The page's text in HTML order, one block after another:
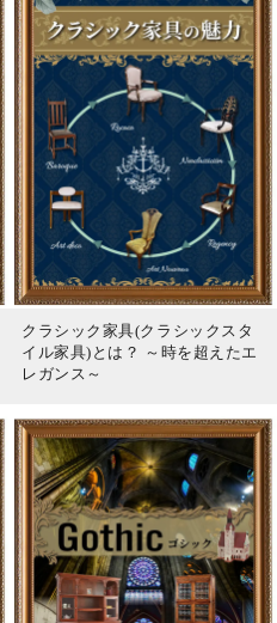
クラシック家具(クラシックスタ
イル家具)とは？ ～時を超えたエ
レガンス～